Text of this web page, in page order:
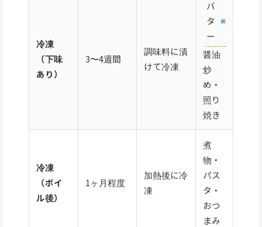
冷凍
（下味
あり）
3〜4週間
調味料に漬
けて冷凍
バ
タ
ー
醤油
炒
め・
照り
焼き
冷凍
（ボイ
ル後）
1ヶ月程度
加熱後に冷
凍
煮
物・
パス
タ・
おつ
まみ